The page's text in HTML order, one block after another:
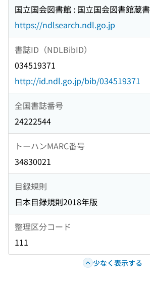
国立国会図書館 : 国立国会図書館蔵書
https://ndlsearch.ndl.go.jp
書誌ID（NDLBibID）
034519371
http://id.ndl.go.jp/bib/034519371
全国書誌番号
24222544
トーハンMARC番号
34830021
目録規則
日本目録規則2018年版
整理区分コード
111
少なく表示する